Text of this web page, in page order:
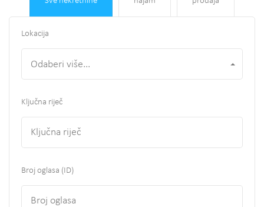
Lokacija
Odaberi više...
Ključna riječ
Broj oglasa (ID)